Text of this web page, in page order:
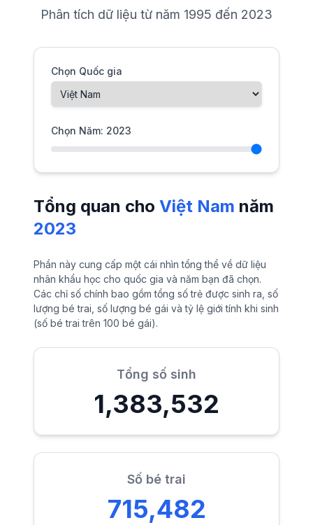
Phân tích dữ liệu từ năm 1995 đến 2023
Chọn Quốc gia
Chọn Năm: 2023
Tổng quan cho Việt Nam năm
2023
Phần này cung cấp một cái nhìn tổng thể về dữ liệu
nhân khẩu học cho quốc gia và năm bạn đã chọn.
Các chỉ số chính bao gồm tổng số trẻ được sinh ra, số
lượng bé trai, số lượng bé gái và tỷ lệ giới tính khi sinh
(số bé trai trên 100 bé gái).
Tổng số sinh
1,383,532
Số bé trai
715,482